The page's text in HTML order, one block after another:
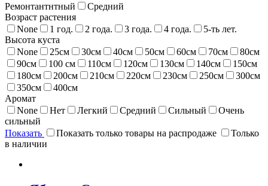
Ремонтантнтный
Средний
Возраст растения
None
1 год. 2 года. 3 года. 4 года.
5-ть лет.
Высота куста
None
25см 30см 40см 50см 60см 70см
80см
90см
100 см 110см 120см 130см 140см
150см
180см
200см 210см 220см 230см 250см
300см
350см
400см
Аромат
None
Нет Легкий Средний Сильный
Очень
сильный
Показать
Показать только товары на распродаже
Только
в наличии